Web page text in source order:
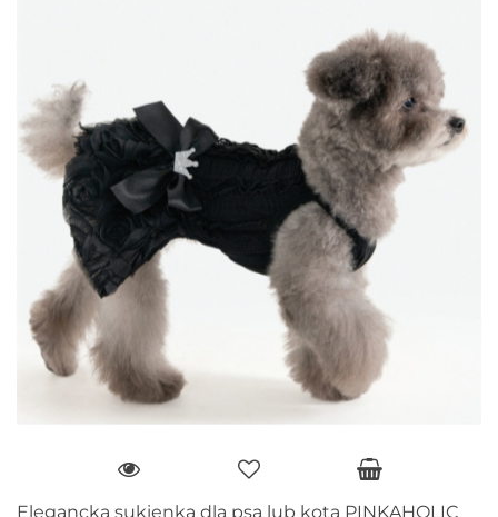
Elegancka sukienka dla psa lub kota PINKAHOLIC